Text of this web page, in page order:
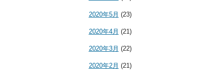
2020年5月 (23)
2020年4月 (21)
2020年3月 (22)
2020年2月 (21)